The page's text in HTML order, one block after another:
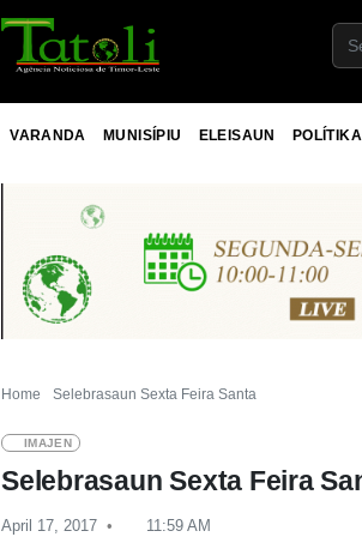
VARANDA MUNISÍPIU ELEISAUN POLÍTIKA
Home Selebrasaun Sexta Feira Santa
IMAJEN
Selebrasaun Sexta Feira
April 17, 2017 11:59 AM